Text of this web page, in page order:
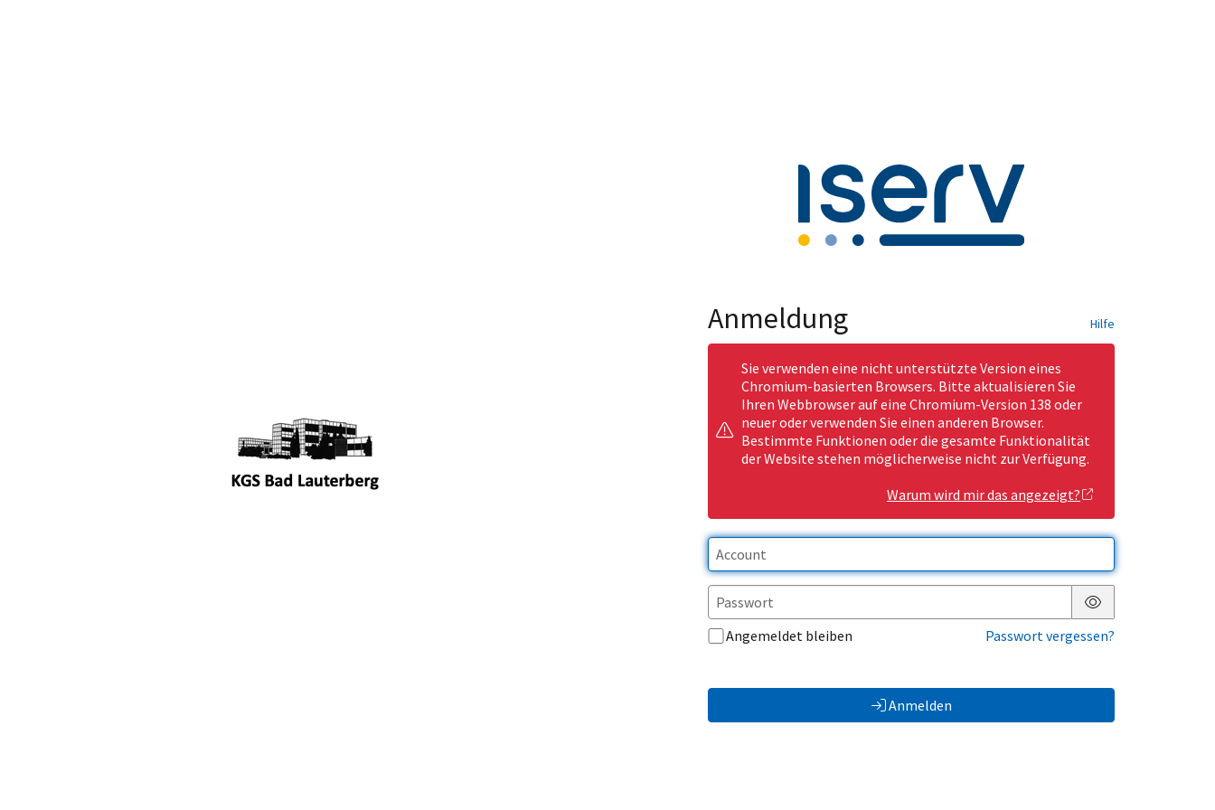
Anmeldung Hilfe
Sie verwenden eine nicht unterstützte Version eines
Chromium-basierten Browsers. Bitte aktualisieren Sie
Ihren Webbrowser auf eine Chromium-Version 138 oder
neuer oder verwenden Sie einen anderen Browser.
Bestimmte Funktionen oder die gesamte Funktionalität
der Website stehen möglicherweise nicht zur Verfügung.
Warum wird mir das angezeigt?
Passwort anzeigen
Angemeldet bleiben
Passwort vergessen?
Anmelden